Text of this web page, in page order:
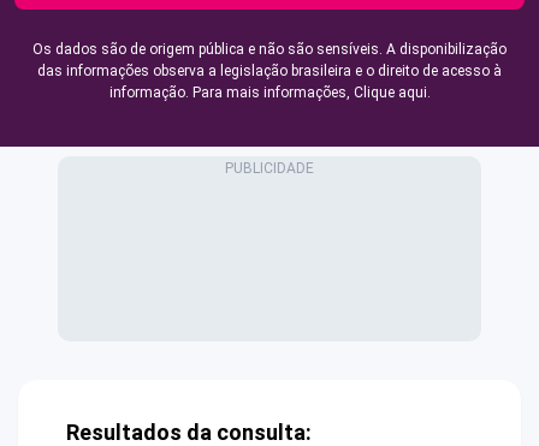
Os dados são de origem pública e não são sensíveis. A disponibilização
das informações observa a legislação brasileira e o direito de acesso à
informação. Para mais informações, Clique aqui.
Resultados da consulta: